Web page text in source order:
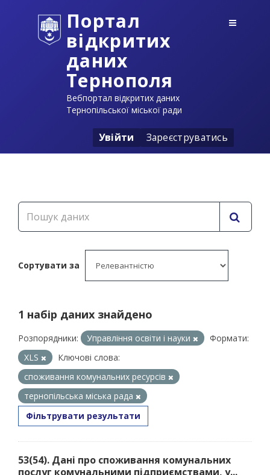
Портал
відкритих
даних
Тернополя
Вебпортал відкритих даних
Тернопільської міської ради
Увійти Зареєструватись
Сортувати за
1 набір даних знайдено
Розпорядники: Управління освіти і науки
Формати:
XLS
Ключові слова:
споживання комунальних ресурсів
тернопільська міська рада
Фільтрувати результати
53(54). Дані про споживання комунальних
послуг комунальними підприємствами, у...